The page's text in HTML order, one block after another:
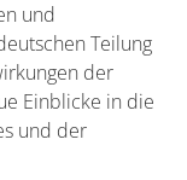
und
Teilung
der
Einblicke in die
und der